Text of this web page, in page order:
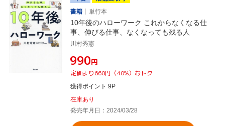
書籍
単行本
10年後のハローワーク これからなくなる仕
事、伸びる仕事、なくなっても残る人
川村秀憲
¥990円
定価より660円（40%）おトク
獲得ポイント 9P
在庫あり
発売年月日：2024/03/28